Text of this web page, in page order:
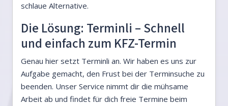
schlaue Alternative.
Die Lösung: Terminli – Schnell
und einfach zum KFZ-Termin
Genau hier setzt Terminli an. Wir haben es uns zur
Aufgabe gemacht, den Frust bei der Terminsuche zu
beenden. Unser Service nimmt dir die mühsame
Arbeit ab und findet für dich freie Termine beim